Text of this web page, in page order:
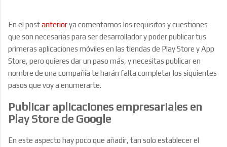
En el postanteriorya comentamos los requisitos y cuestiones
que son necesarias para ser desarrollador y poder publicar tus
primeras aplicaciones móviles en las tiendas de Play Store y App
Store, pero quieres dar un paso más, y necesitas publicar en
nombre de una compañía te harán falta completar los siguientes
pasos que voy a enumerarte.
Publicar aplicaciones empresariales en
Play Store de Google
En este aspecto hay poco que añadir, tan solo establecer el